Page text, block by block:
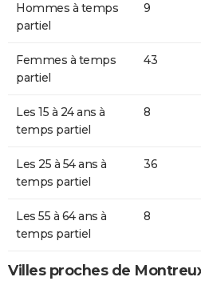
Hommes à temps
partiel
9
Femmes à temps
partiel
43
Les 15 à 24 ans à
temps partiel
8
Les 25 à 54 ans à
temps partiel
36
Les 55 à 64 ans à
temps partiel
8
Villes proches de